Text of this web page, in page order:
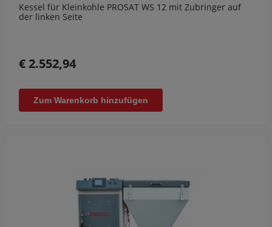
Kessel für Kleinkohle PROSAT WS 12 mit Zubringer auf
der linken Seite
€ 2.552,94
Zum Warenkorb hinzufügen